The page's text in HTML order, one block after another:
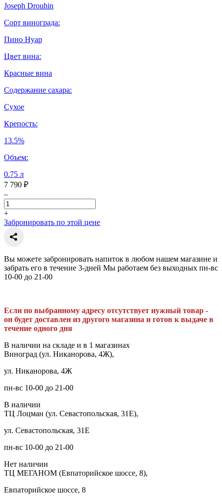
Joseph Drouhin
Сорт винограда:
Пино Нуар
Цвет вина:
Красные вина
Содержание сахара:
Сухое
Крепость:
13.5%
Объем:
0.75 л
7 790 ₽
–
+
Забронировать по этой цене
Вы можете забронировать напиток в любом нашем магазине и
забрать его в течение 3-дней Мы работаем без выходных пн-вс
10-00 до 21-00
Если по выбранному адресу отсутствует нужный товар -
он будет доставлен из другого магазина и готов к выдаче в
течение одного дня
В наличии на складе и в 1 магазинах
Виноград (ул. Никанорова, 4Ж),
ул. Никанорова, 4Ж
пн-вс 10-00 до 21-00
В наличии
ТЦ Лоцман (ул. Севастопольская, 31Е),
ул. Севастопольская, 31Е
пн-вс 10-00 до 21-00
Нет наличии
ТЦ МЕГАНОМ (Евпаторийское шоссе, 8),
Евпаторийское шоссе, 8